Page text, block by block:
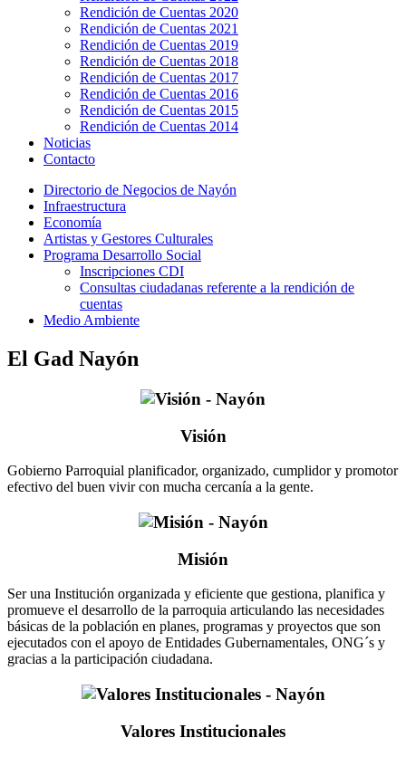
Rendición de Cuentas 2020
Rendición de Cuentas 2021
Rendición de Cuentas 2019
Rendición de Cuentas 2018
Rendición de Cuentas 2017
Rendición de Cuentas 2016
Rendición de Cuentas 2015
Rendición de Cuentas 2014
Noticias
Contacto
Directorio de Negocios de Nayón
Infraestructura
Economía
Artistas y Gestores Culturales
Programa Desarrollo Social
Inscripciones CDI
Consultas ciudadanas referente a la rendición de
cuentas
Medio Ambiente
El Gad Nayón
Visión
Gobierno Parroquial planificador, organizado, cumplidor y promotor
efectivo del buen vivir con mucha cercanía a la gente.
Misión
Ser una Institución organizada y eficiente que gestiona, planifica y
promueve el desarrollo de la parroquia articulando las necesidades
básicas de la población en planes, programas y proyectos que son
ejecutados con el apoyo de Entidades Gubernamentales, ONG´s y
gracias a la participación ciudadana.
Valores Institucionales